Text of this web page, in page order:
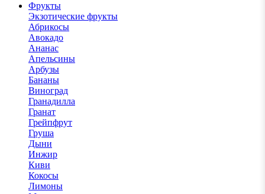
Фрукты
Экзотические фрукты
Абрикосы
Авокадо
Ананас
Апельсины
Арбузы
Бананы
Виноград
Гранадилла
Гранат
Грейпфрут
Груша
Дыни
Инжир
Киви
Кокосы
Лимоны